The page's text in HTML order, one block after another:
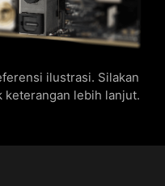
ilustrasi. Silakan
keterangan lebih lanjut.